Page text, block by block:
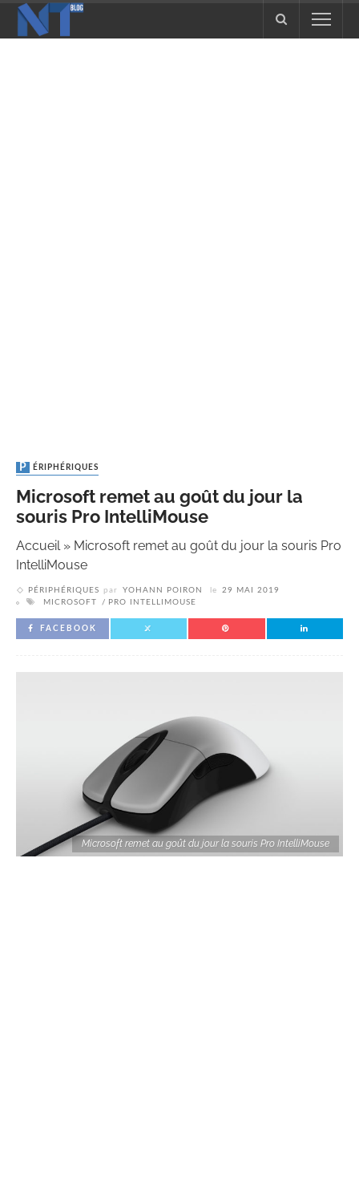
PÉRIPHÉRIQUES
Microsoft remet au goût du jour la
souris Pro IntelliMouse
Accueil» Microsoft remet au goût du jour la souris Pro
IntelliMouse
PÉRIPHÉRIQUES par YOHANN POIRON le
29 MAI 2019
MICROSOFT
PRO INTELLIMOUSE
FACEBOOK
Microsoft remet au goût du jour la souris Pro IntelliMouse